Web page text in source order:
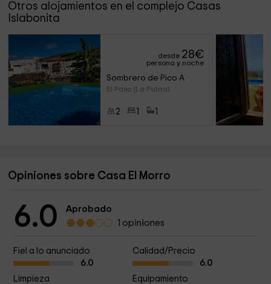
Otros alojamientos en el complejo Casas
Islabonita
desde 28€
persona y noche
Sombrero de Pico A
El Paso (La Palma)
2
Opiniones sobre Casa El Morro
6.0
Aprobado
1 opiniones
Fiel a lo anunciado
6.0
Calidad/Precio
6.0
Limpieza
Equipamiento